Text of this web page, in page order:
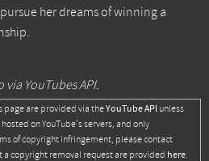
her dreams of winning a
YouTubes API.
page are provided via theYouTube API unless
on YouTube's servers, and only
of copyright infringement, please contact
a copyright removal request are provided here.